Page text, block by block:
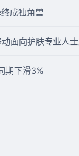
成独角兽
面向护肤专业人
期下滑3%